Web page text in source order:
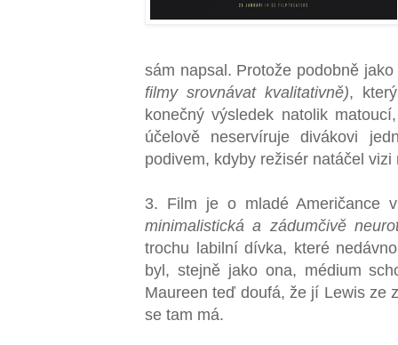
sám napsal. Protože podobně
filmy srovnávat kvalitativně),
konečný výsledek natolik
účelově neservíruje divákovi
podivem, kdyby režisér natáčel vizi
3. Film je o mladé Američance
minimalistická a zádumčivě
trochu labilní dívka, které
byl, stejně jako ona, médium
Maureen teď doufá, že jí Lewis ze
se tam má.